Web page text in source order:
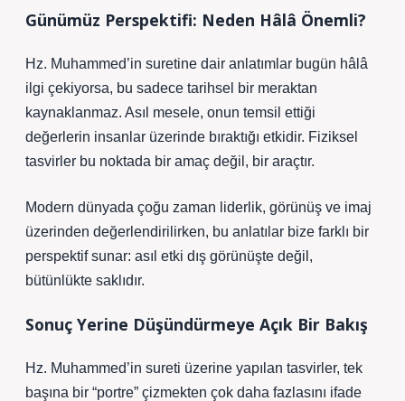
Günümüz Perspektifi: Neden Hâlâ Önemli?
Hz. Muhammed’in suretine dair anlatımlar bugün hâlâ
ilgi çekiyorsa, bu sadece tarihsel bir meraktan
kaynaklanmaz. Asıl mesele, onun temsil ettiği
değerlerin insanlar üzerinde bıraktığı etkidir. Fiziksel
tasvirler bu noktada bir amaç değil, bir araçtır.
Modern dünyada çoğu zaman liderlik, görünüş ve imaj
üzerinden değerlendirilirken, bu anlatılar bize farklı bir
perspektif sunar: asıl etki dış görünüşte değil,
bütünlükte saklıdır.
Sonuç Yerine Düşündürmeye Açık Bir Bakış
Hz. Muhammed’in sureti üzerine yapılan tasvirler, tek
başına bir “portre” çizmekten çok daha fazlasını ifade